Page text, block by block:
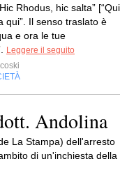
Rhodus, hic salta” [“Qui
qui”. Il senso traslato è
e ora le tue
Leggere il seguito
Andolina
La Stampa) dell'arresto
di un'inchiesta della